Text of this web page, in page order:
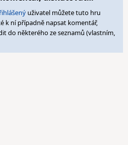
uživatel můžete tuto hru
k ní případně napsat komentář,
do některého ze seznamů (vlastním,